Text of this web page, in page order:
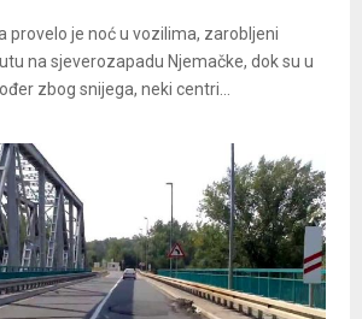
provelo je noć u vozilima, zarobljeni
na sjeverozapadu Njemačke, dok su u
zbog snijega, neki centri...